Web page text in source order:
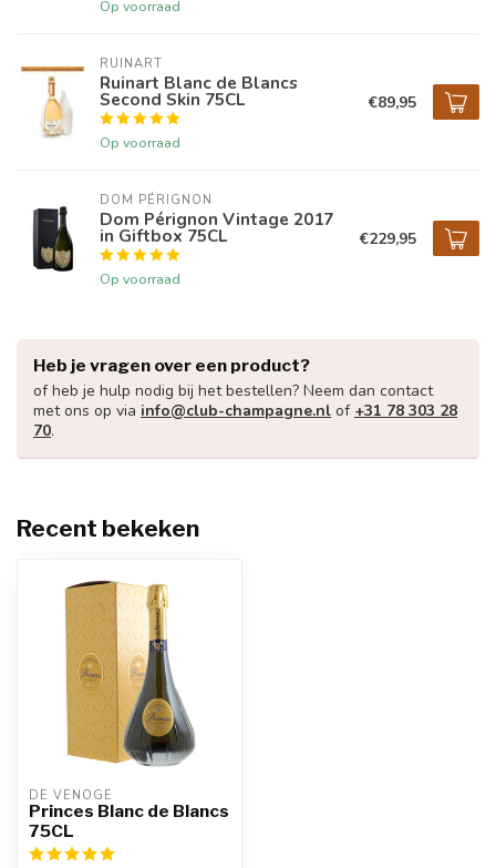
Op voorraad
RUINART
Ruinart Blanc de Blancs
Second Skin 75CL
Op voorraad
€89,95
DOM PÉRIGNON
Dom Pérignon Vintage 2017
in Giftbox 75CL
Op voorraad
€229,95
Heb je vragen over een product?
of heb je hulp nodig bij het bestellen? Neem dan contact
met ons op via info@club-champagne.nl of +31 78 303 28
70.
Recent bekeken
DE VENOGE
Princes Blanc de Blancs
75CL